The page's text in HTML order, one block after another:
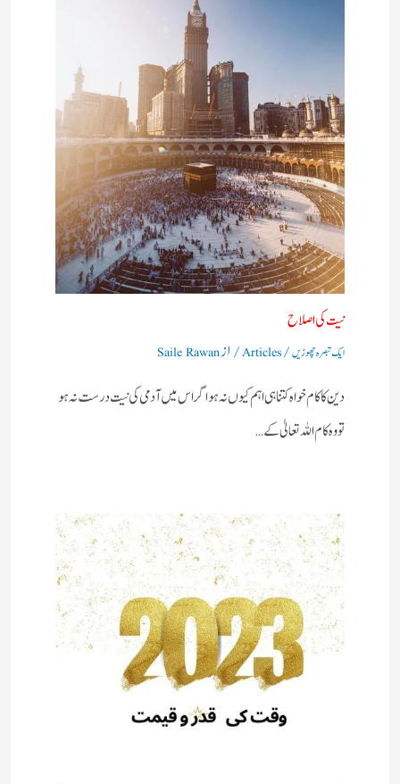
نیت کی اصلاح
ایک تبصرہ چھوڑیں/
Articles/ ازSaile Rawan
دین کا کام خواہ کتنا ہی اہم کیوں نہ ہو اگر اس میں آدمی کی نیت درست نہ ہو
تو وہ کام اللہ تعالیٰ کے…